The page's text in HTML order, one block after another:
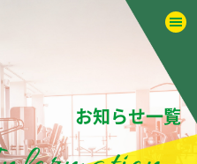
お知らせ一覧